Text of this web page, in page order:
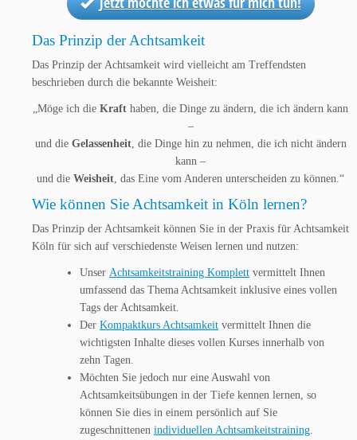
Das Prinzip der Achtsamkeit
Das Prinzip der Achtsamkeit wird vielleicht am Treffendsten
beschrieben durch die bekannte Weisheit:
„Möge ich die Kraft haben, die Dinge zu ändern, die ich ändern kann
–
und die Gelassenheit, die Dinge hin zu nehmen, die ich nicht ändern
kann –
und die Weisheit , das Eine vom Anderen unterscheiden zu können.“
Wie können Sie Achtsamkeit in Köln lernen?
Das Prinzip der Achtsamkeit können Sie in der Praxis für Achtsamkeit
Köln für sich auf verschiedenste Weisen lernen und nutzen:
Unser Achtsamkeitstraining Komplett vermittelt Ihnen
umfassend das Thema Achtsamkeit inklusive eines vollen
Tags der Achtsamkeit.
Der Kompaktkurs Achtsamkeit vermittelt Ihnen die
wichtigsten Inhalte dieses vollen Kurses innerhalb von
zehn Tagen.
Möchten Sie jedoch nur eine Auswahl von
Achtsamkeitsübungen in der Tiefe kennen lernen, so
können Sie dies in einem persönlich auf Sie
zugeschnittenen individuellen Achtsamkeitstraining